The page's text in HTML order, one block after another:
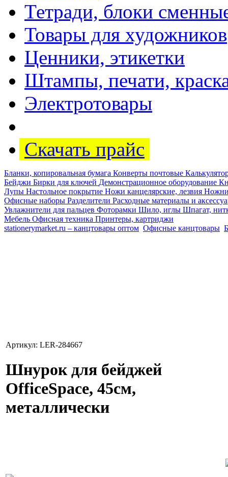
Тетради, блоки
Товары для художников
Ценники, этикетки
Штампы, печати,
Электротовары
Скачать прайс
Бланки, копировальная бумага Конверты почтовые
Бейджи Бирки для ключей Демонстрационное оборудование
Лупы Настольное покрытие Ножи канцелярские, лезвия
Офисные наборы Разделители Расходные материалы и
Увлажнители для пальцев Фоторамки Шило, иглы Шпагат,
Мебель Офисная техника Принтеры, картриджи
stationerymarket.ru – канцтовары оптом Офисные канцтовары
Артикул: LER-284667
Шнурок для бейджей
OfficeSpace, 45см,
металлически